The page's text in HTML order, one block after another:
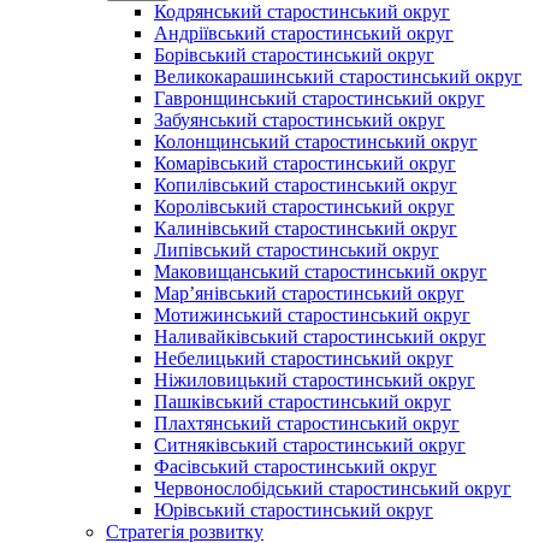
Кодрянський старостинський округ
Андріївський старостинський округ
Борівський старостинський округ
Великокарашинський старостинський округ
Гавронщинський старостинський округ
Забуянський старостинський округ
Колонщинський старостинський округ
Комарівський старостинський округ
Копилівський старостинський округ
Королівський старостинський округ
Калинівський старостинський округ
Липівський старостинський округ
Маковищанський старостинський округ
Мар’янівський старостинський округ
Мотижинський старостинський округ
Наливайківський старостинський округ
Небелицький старостинський округ
Ніжиловицький старостинський округ
Пашківський старостинський округ
Плахтянський старостинський округ
Ситняківський старостинський округ
Фасівський старостинський округ
Червонослобідський старостинський округ
Юрівський старостинський округ
Стратегія розвитку